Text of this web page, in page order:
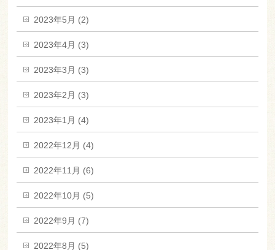
2023年5月 (2)
2023年4月 (3)
2023年3月 (3)
2023年2月 (3)
2023年1月 (4)
2022年12月 (4)
2022年11月 (6)
2022年10月 (5)
2022年9月 (7)
2022年8月 (5)